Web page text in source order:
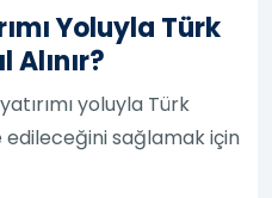
Yoluyla Türk
Alınır?
yoluyla Türk
edileceğini sağlamak için